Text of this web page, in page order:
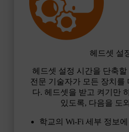
헤드셋 설
헤드셋 설정 시간을 단축할
전문 기술자가 모든 장치를
다. 헤드셋을 받고 켜기만
있도록, 다음을 도
학교의 Wi-Fi 세부 정보